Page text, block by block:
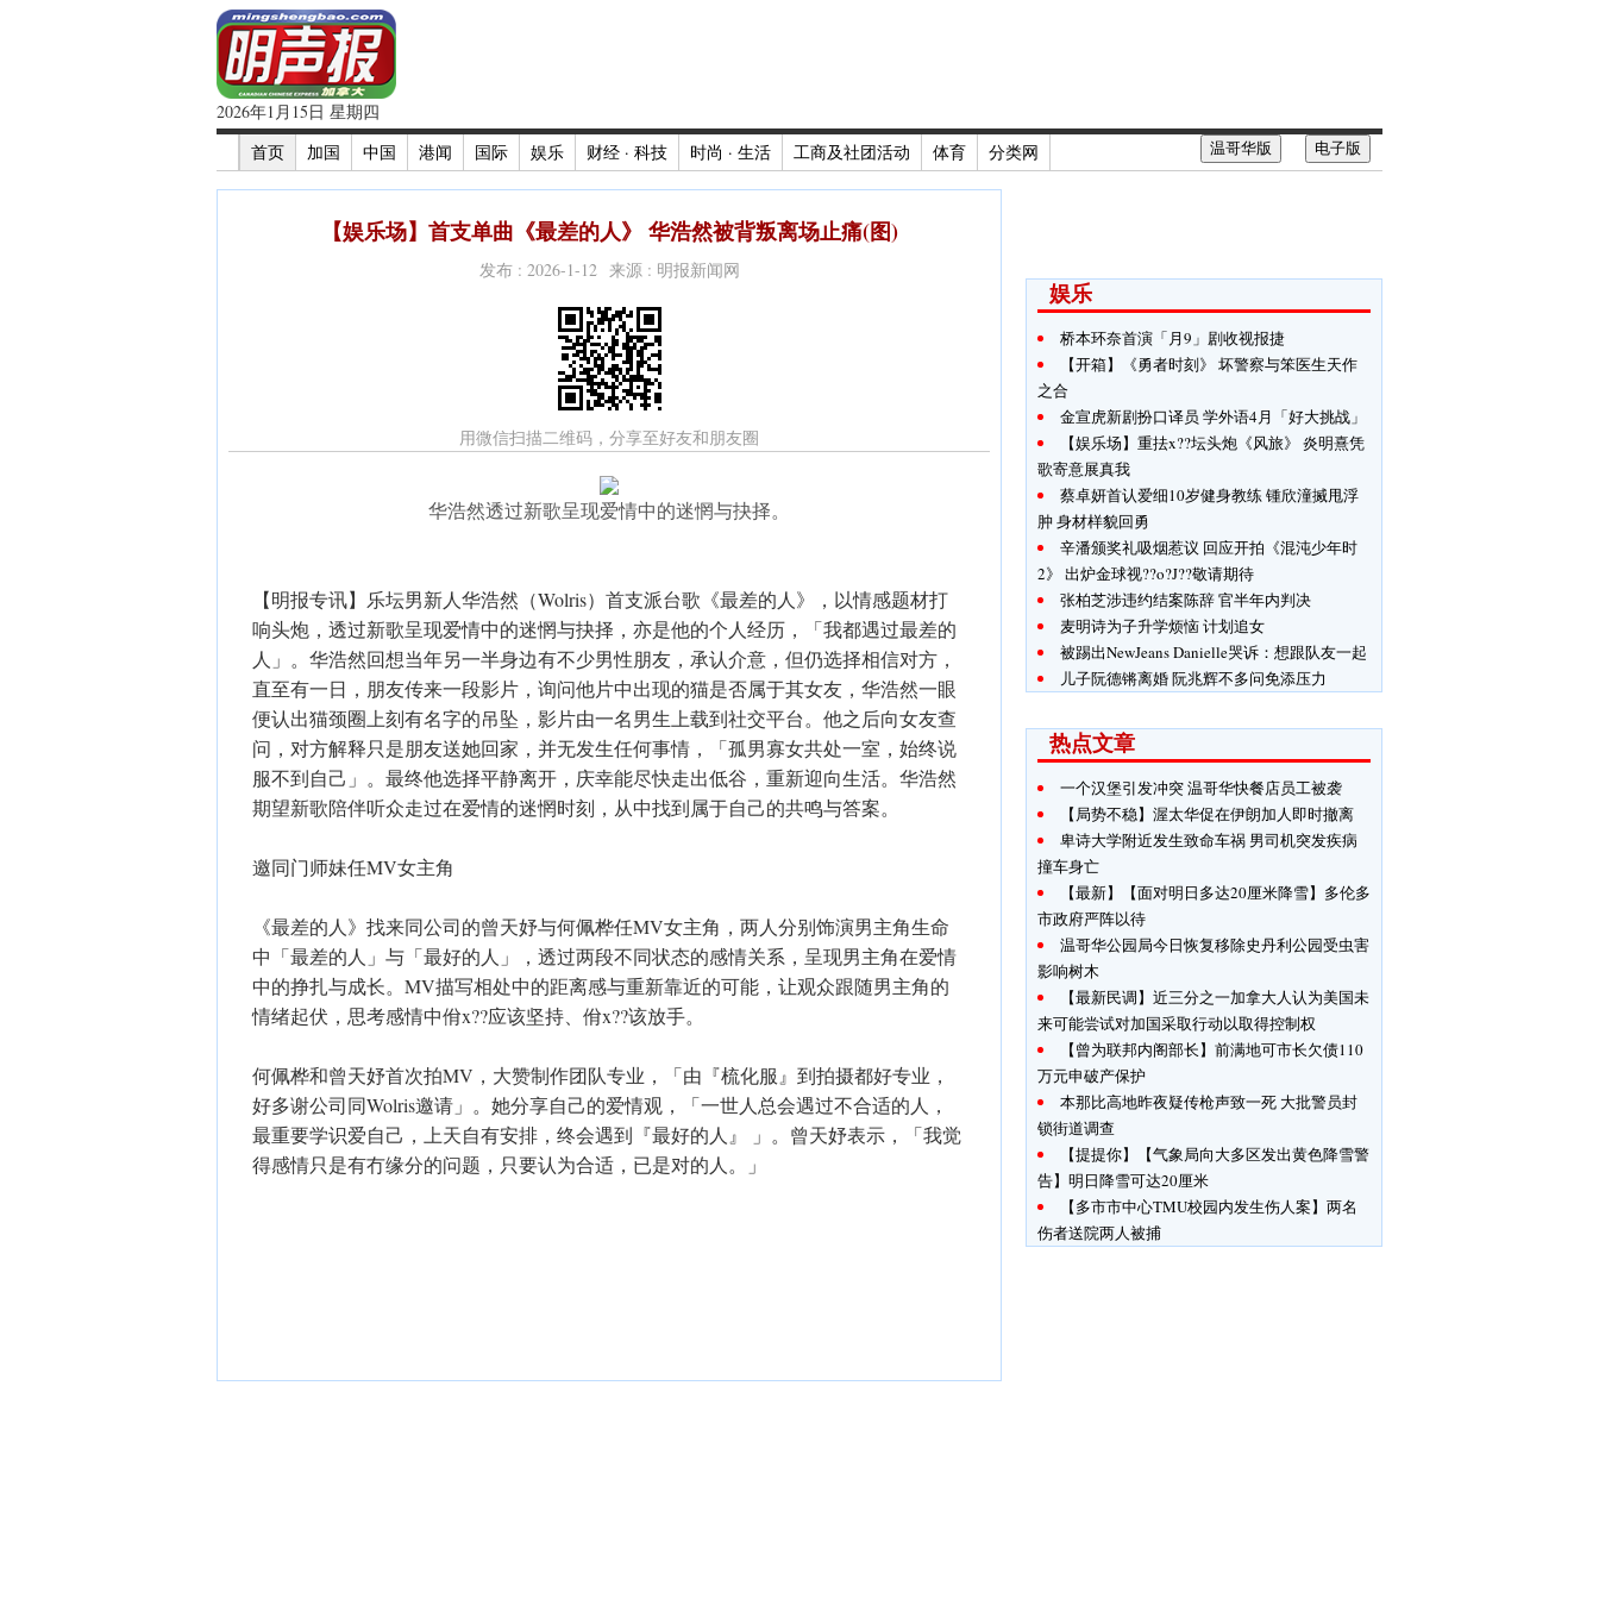
2026年1月15日 星期四
首页
加国 中国 港闻 国际 娱乐 财经 · 科技 时尚 · 生活 工商及社团活动 体育 分类网 电子版
温哥华版
【娱乐场】首支单曲《最差的人》 华浩然被背叛离场止痛(图)
发布 : 2026-1-12 来源 : 明报新闻网
用微信扫描二维码，分享至好友和朋友圈
华浩然透过新歌呈现爱情中的迷惘与抉择。
【明报专讯】乐坛男新人华浩然（Wolris）首支派台歌《最差的人》，以情感题材打
响头炮，透过新歌呈现爱情中的迷惘与抉择，亦是他的个人经历，「我都遇过最差的
人」。华浩然回想当年另一半身边有不少男性朋友，承认介意，但仍选择相信对方，
直至有一日，朋友传来一段影片，询问他片中出现的猫是否属于其女友，华浩然一眼
便认出猫颈圈上刻有名字的吊坠，影片由一名男生上载到社交平台。他之后向女友查
问，对方解释只是朋友送她回家，并无发生任何事情，「孤男寡女共处一室，始终说
服不到自己」。最终他选择平静离开，庆幸能尽快走出低谷，重新迎向生活。华浩然
期望新歌陪伴听众走过在爱情的迷惘时刻，从中找到属于自己的共鸣与答案。
邀同门师妹任MV女主角
《最差的人》找来同公司的曾天妤与何佩桦任MV女主角，两人分别饰演男主角生命
中「最差的人」与「最好的人」，透过两段不同状态的感情关系，呈现男主角在爱情
中的挣扎与成长。MV描写相处中的距离感与重新靠近的可能，让观众跟随男主角的
情绪起伏，思考感情中佾x??应该坚持、佾x??该放手。
何佩桦和曾天妤首次拍MV，大赞制作团队专业，「由『梳化服』到拍摄都好专业，
好多谢公司同Wolris邀请」。她分享自己的爱情观，「一世人总会遇过不合适的人，
最重要学识爱自己，上天自有安排，终会遇到『最好的人』 」。曾天妤表示，「我觉
得感情只是有冇缘分的问题，只要认为合适，已是对的人。」
娱乐
桥本环奈首演「月9」剧收视报捷
【开箱】《勇者时刻》 坏警察与笨医生天作
之合
金宣虎新剧扮口译员 学外语4月「好大挑战」
【娱乐场】重抾x??坛头炮《风旅》 炎明熹凭
歌寄意展真我
蔡卓妍首认爱细10岁健身教练 锺欣潼搣甩浮
肿 身材样貌回勇
辛潘颁奖礼吸烟惹议 回应开拍《混沌少年时
2》 出炉金球视??o?J??敬请期待
张柏芝涉违约结案陈辞 官半年内判决
麦明诗为子升学烦恼 计划追女
被踢出NewJeans Danielle哭诉：想跟队友一起
儿子阮德锵离婚 阮兆辉不多问免添压力
热点文章
一个汉堡引发冲突 温哥华快餐店员工被袭
【局势不稳】渥太华促在伊朗加人即时撤离
卑诗大学附近发生致命车祸 男司机突发疾病
撞车身亡
【最新】【面对明日多达20厘米降雪】多伦多
市政府严阵以待
温哥华公园局今日恢复移除史丹利公园受虫害
影响树木
【最新民调】近三分之一加拿大人认为美国未
来可能尝试对加国采取行动以取得控制权
【曾为联邦内阁部长】前满地可市长欠债110
万元申破产保护
本那比高地昨夜疑传枪声致一死 大批警员封
锁街道调查
【提提你】【气象局向大多区发出黄色降雪警
告】明日降雪可达20厘米
【多市市中心TMU校园内发生伤人案】两名
伤者送院两人被捕